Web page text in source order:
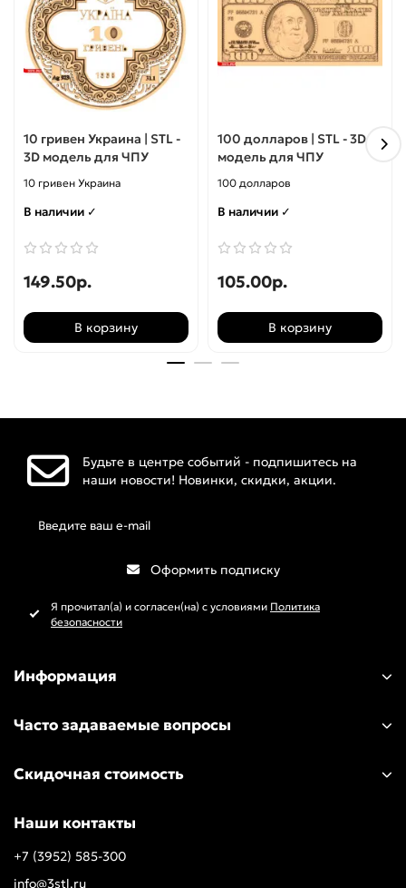
Центральный декор
10 гривен Украина | STL -
3D модель для ЧПУ
10 гривен Украина
В наличии ✓
149.50р.
В корзину
100 долларов | STL - 3D
модель для ЧПУ
100 долларов
В наличии ✓
105.00р.
В корзину
Будьте в центре событий - подпишитесь на
наши новости! Новинки, скидки, акции.
Оформить подписку
Я прочитал(а) и согласен(на) с условиями Политика
безопасности
Информация
Часто задаваемые вопросы
Скидочная стоимость
Наши контакты
+7 (3952) 585-300
info@3stl.ru